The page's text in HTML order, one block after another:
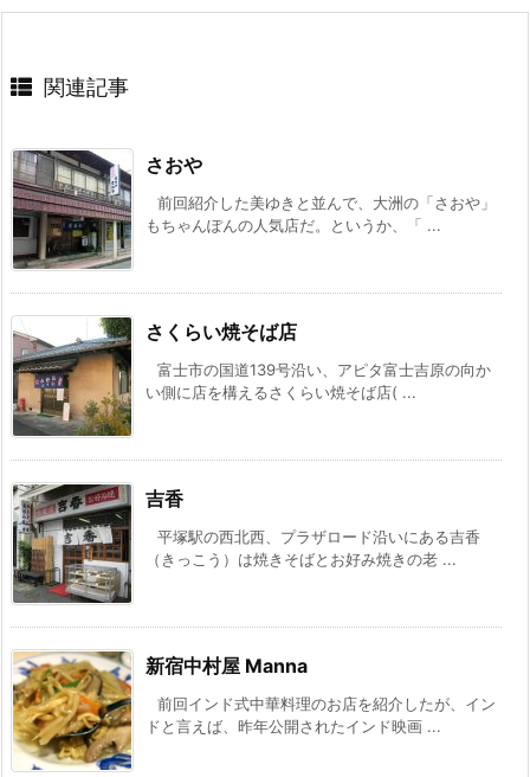
関連記事
さおや
前回紹介した美ゆきと並んで、大洲の「さおや」
もちゃんぽんの人気店だ。というか、「 ...
さくらい焼そば店
富士市の国道139号沿い、アピタ富士吉原の向か
い側に店を構えるさくらい焼そば店( ...
吉香
平塚駅の西北西、プラザロード沿いにある吉香
（きっこう）は焼きそばとお好み焼きの老 ...
新宿中村屋 Manna
前回インド式中華料理のお店を紹介したが、イン
ドと言えば、昨年公開されたインド映画 ...